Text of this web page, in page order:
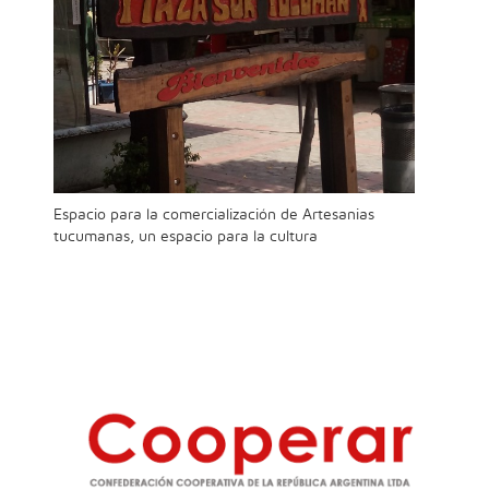
Espacio para la comercialización de Artesanias
tucumanas, un espacio para la cultura